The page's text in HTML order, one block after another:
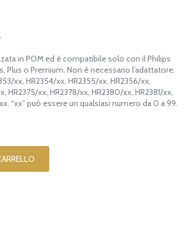
in POM ed è compatibile solo con il Philips
Plus o Premium. Non è necessario l’adattatore.
xx, HR2354/xx, HR2355/xx, HR2356/xx,
HR2375/xx, HR2378/xx, HR2380/xx, HR2381/xx,
“xx” può essere un qualsiasi numero da 0 a 99.